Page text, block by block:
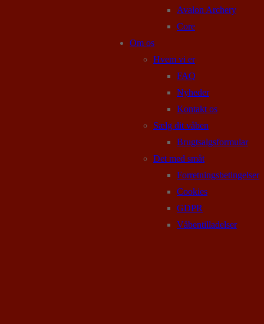
Avalon Archery
Core
Om os
Hvem vi er
FAQ
Nyheder
Kontakt os
Sælg dit våben
Brugtsalgsformular
Det med småt
Forretningsbetingelser
Cookies
GDPR
Våbentilladelser